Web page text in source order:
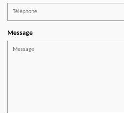
Message